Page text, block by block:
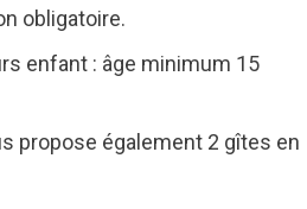
obligatoire.
enfant : âge minimum 15
propose également 2 gîtes en